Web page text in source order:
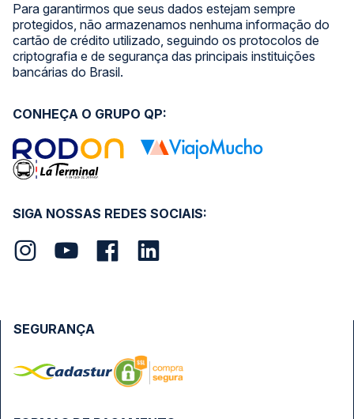
Para garantirmos que seus dados estejam sempre
protegidos, não armazenamos nenhuma informação do
cartão de crédito utilizado, seguindo os protocolos de
criptografia e de segurança das principais instituições
bancárias do Brasil.
SIGA NOSSAS REDES SOCIAIS:
CONHEÇA O GRUPO QP:
SEGURANÇA